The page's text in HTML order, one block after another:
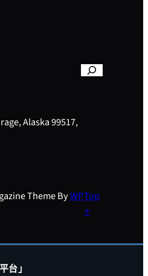
Alaska 99517,
Theme ByWPTop
↑
台」